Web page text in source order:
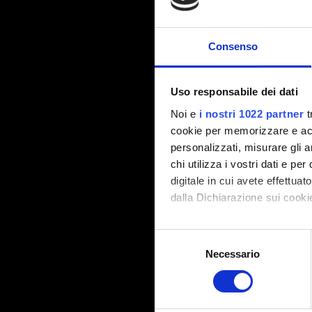
Consenso
Uso responsabile dei dati
Noi e i nostri 1022 partner
cookie per memorizzare e
personalizzati, misurare gli
chi utilizza i vostri dati e per
digitale in cui avete
dalla Dichiarazione sui
Con il tuo consenso,
raccogliere
digitali).
Necessario